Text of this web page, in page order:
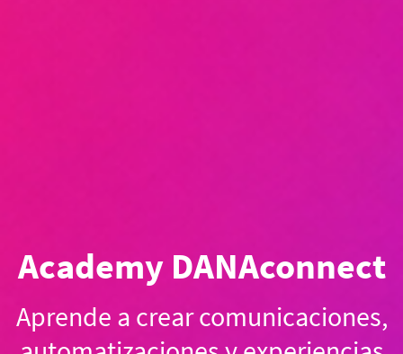
Academy DANAconnect
Aprende a crear comunicaciones,